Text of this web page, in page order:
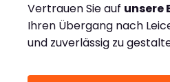
Vertrauen Sie auf unsere
Ihren Übergang nach
und zuverlässig zu